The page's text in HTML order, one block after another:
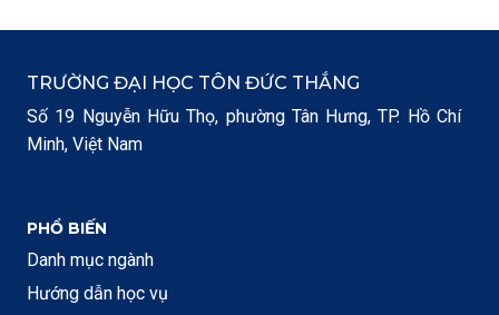
TRƯỜNG ĐẠI HỌC TÔN ĐỨC THẮNG
Số 19 Nguyễn Hữu Thọ, phường Tân Hưng, TP. Hồ Chí
Minh, Việt Nam
PHỔ BIẾN
Danh mục ngành
Hướng dẫn học vụ